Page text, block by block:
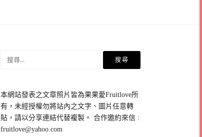
鍵
字:
本網站發表之文章照片皆為果果愛Fruitlove所
有，未經授權勿將站內之文字、圖片任意轉
貼，請以分享連結代替複製。 合作邀約來信 :
fruitlove@yahoo.com